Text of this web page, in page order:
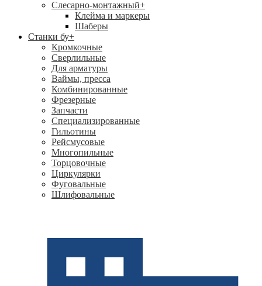
Слесарно-монтажный+
Клейма и маркеры
Шаберы
Станки бу+
Кромкочные
Сверлильные
Для арматуры
Ваймы, пресса
Комбинированные
Фрезерные
Запчасти
Специализированные
Гильотины
Рейсмусовые
Многопильные
Торцовочные
Циркулярки
Фуговальные
Шлифовальные